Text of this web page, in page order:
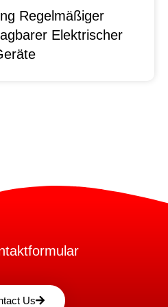
Regelmäßiger
Elektrischer
Us